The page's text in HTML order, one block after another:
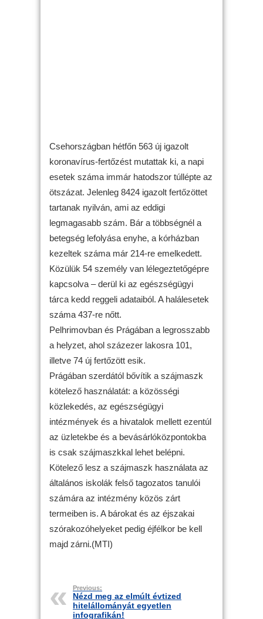
Csehországban hétfőn 563 új igazolt
koronavírus-fertőzést mutattak ki, a napi
esetek száma immár hatodszor túllépte az
ötszázat. Jelenleg 8424 igazolt fertőzöttet
tartanak nyilván, ami az eddigi
legmagasabb szám. Bár a többségnél a
betegség lefolyása enyhe, a kórházban
kezeltek száma már 214-re emelkedett.
Közülük 54 személy van lélegeztetőgépre
kapcsolva – derül ki az egészségügyi
tárca kedd reggeli adataiból. A halálesetek
száma 437-re nőtt.
Pelhrimovban és Prágában a legrosszabb
a helyzet, ahol százezer lakosra 101,
illetve 74 új fertőzött esik.
Prágában szerdától bővítik a szájmaszk
kötelező használatát: a közösségi
közlekedés, az egészségügyi
intézmények és a hivatalok mellett ezentúl
az üzletekbe és a bevásárlóközpontokba
is csak szájmaszkkal lehet belépni.
Kötelező lesz a szájmaszk használata az
általános iskolák felső tagozatos tanulói
számára az intézmény közös zárt
termeiben is. A bárokat és az éjszakai
szórakozóhelyeket pedig éjfélkor be kell
majd zárni.(MTI)
Previous:
Nézd meg az elmúlt évtized
hitelállományát egyetlen
infografikán!